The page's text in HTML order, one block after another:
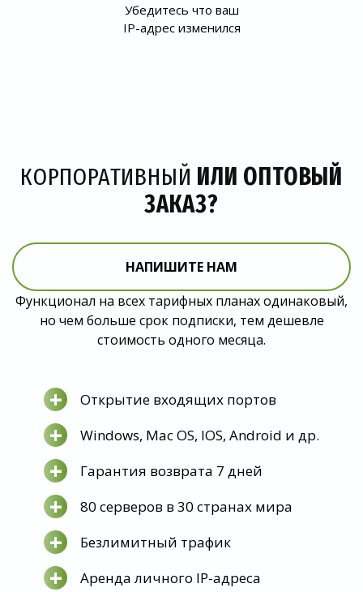
Убедитесь что ваш
IP-адрес изменился
КОРПОРАТИВНЫЙ ИЛИ ОПТОВЫЙ
ЗАКАЗ?
НАПИШИТЕ НАМ
Функционал на всех тарифных планах одинаковый,
но чем больше срок подписки, тем дешевле
стоимость одного месяца.
+ Открытие входящих портов
+ Windows, Mac OS, IOS, Android и др.
+ Гарантия возврата 7 дней
+ 80 серверов в 30 странах мира
+ Безлимитный трафик
+ Аренда личного IP-адреса